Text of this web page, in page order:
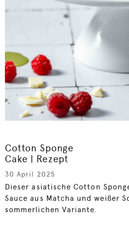
Cotton Sponge
Cake | Rezept
30 April 2025
Dieser asiatische Cotton
Sauce aus Matcha und weißer
sommerlichen Variante.